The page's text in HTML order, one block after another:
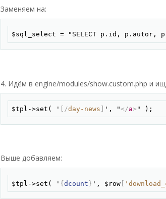
Заменяем на:
$sql_select = "SELECT p.id, p.autor,
4. Идём в engine/modules/show.custom.php и
$tpl->set( ' [/day-news ', "</a> " );
Выше добавляем:
$tpl->set( ' {dcount} ', $row[